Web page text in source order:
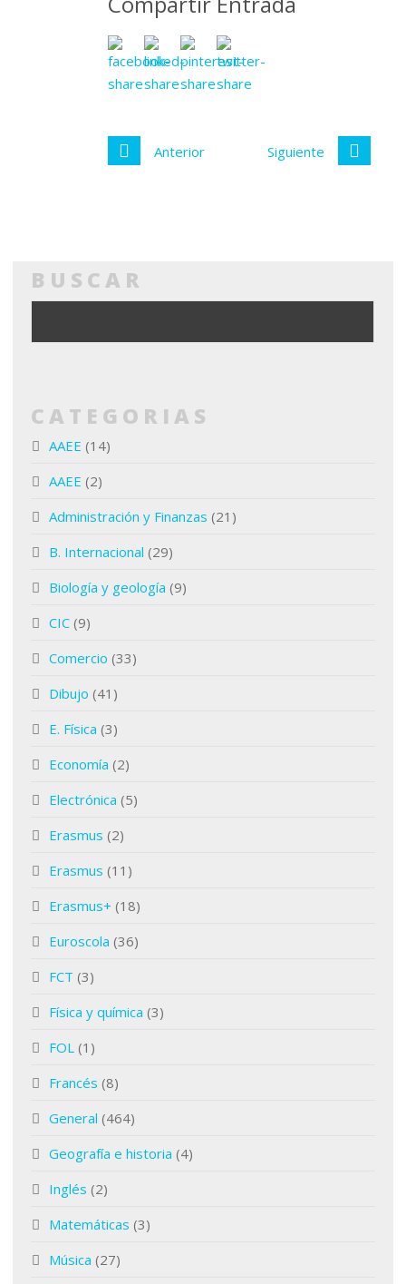
Anterior Siguiente
BUSCAR
CATEGORIAS
AAEE (14)
AAEE (2)
Administración y Finanzas (21)
B. Internacional (29)
Biología y geología (9)
CIC (9)
Comercio (33)
Dibujo (41)
E. Física (3)
Economía (2)
Electrónica (5)
Erasmus (2)
Erasmus (11)
Erasmus+ (18)
Euroscola (36)
FCT (3)
Física y química (3)
FOL (1)
Francés (8)
General (464)
Geografía e historia (4)
Inglés (2)
Matemáticas (3)
Música (27)